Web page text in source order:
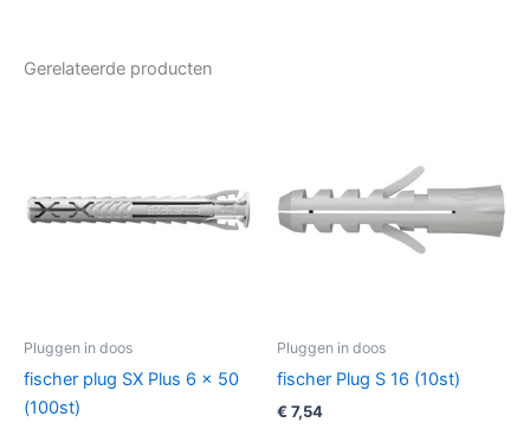
Gerelateerde producten
Pluggen in doos
fischer plug SX Plus 6 x 50
(100st)
Pluggen in doos
fischer Plug S 16 (10st)
€ 7,54